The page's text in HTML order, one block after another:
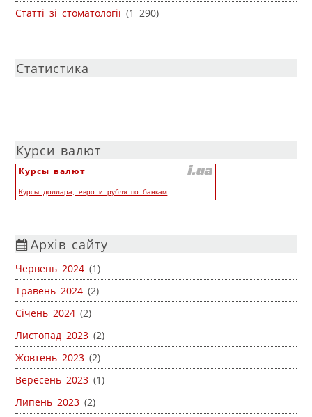
Статті зі стоматології (1 290)
Статистика
Курси валют
Курсы валют
Курсы доллара, евро и рубля по банкам
Архів сайту
Червень 2024 (1)
Травень 2024 (2)
Січень 2024 (2)
Листопад 2023 (2)
Жовтень 2023 (2)
Вересень 2023 (1)
Липень 2023 (2)